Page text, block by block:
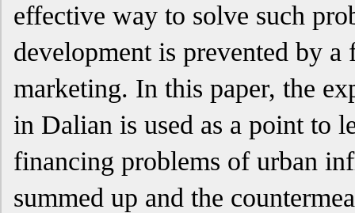
effective way to solve such
development is prevented by
marketing. In this paper, the
in Dalian is used as a point to
financing problems of urban
summed up and the